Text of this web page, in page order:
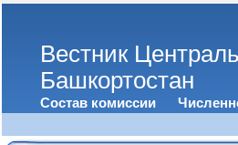
Вестник
Башкортостан
Состав комиссии